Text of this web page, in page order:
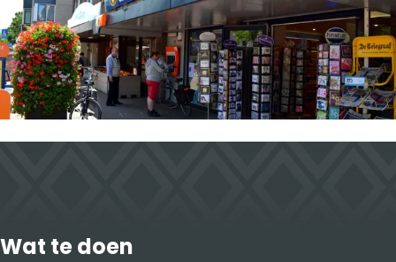
Wat te doen